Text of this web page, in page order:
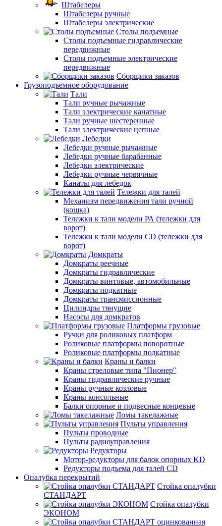
Штабелеры
Штабелеры ручные
Штабелеры электрические
Столы подъемные
Столы подъемные гидравлические
передвижные
Столы подъемные электрические
передвижные
Сборщики заказов
Грузоподъемное оборудование
Тали
Тали ручные рычажные
Тали электрические канатные
Тали ручные шестеренные
Тали электрические цепные
Лебедки
Лебедки ручные рычажные
Лебедки ручные барабанные
Лебедки электрические
Лебедки ручные червячные
Канаты для лебедок
Тележки для талей
Механизм передвижения тали ручной
(кошка)
Тележки к тали модели РА (тележки для
ворот)
Тележки к тали модели CD (тележки для
ворот)
Домкраты
Домкраты реечные
Домкраты гидравлические
Домкраты винтовые, автомобильные
Домкраты подкатные
Домкраты трансмиссионные
Цилиндры тянущие
Насосы для домкратов
Платформы грузовые
Ручки для роликовых платформ
Роликовые платформы поворотные
Роликовые платформы подкатные
Краны и балки
Краны стреловые типа "Пионер"
Краны гидравлические ручные
Краны ручные козловые
Краны консольные
Балки опорные и подвесные концевые
Ломы такелажные
Пульты управления
Пульты проводные
Пульты радиоуправления
Редукторы
Мотор-редукторы для балок опорных KD
Редукторы подъема для талей CD
Опалубка перекрытий
Стойка опалубки
СТАНДАРТ
Стойка опалубки
ЭКОНОМ